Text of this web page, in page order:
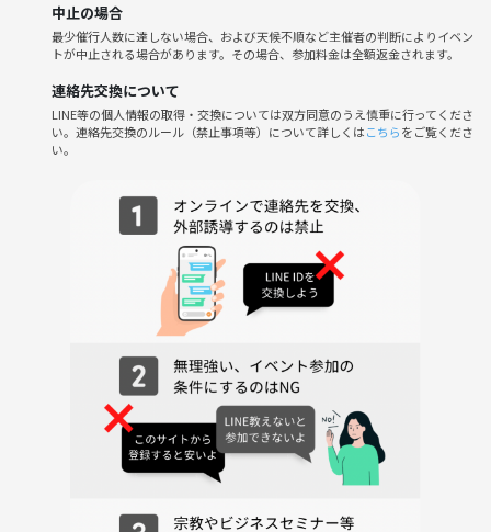
1、講師による、そば打ちのデモンストレーション
（手順やコツを分かりやすく紹介します）
2、一人一鉢ずつ、そば打ちに挑戦
（講師のサポートがあるので安心です）
3、打ったそばはお持ち帰り
4、講師の打ったそばを試食します
（打ちたての風味を味わいましょう）
・エプロンとタオルをご持参ください。
・作業しやすく、汚れても気にならない服装だと安心です。
・施設に入る際は、入り口で靴を脱ぎ、スリッパに履き替えます。靴下
を履いてお越しいただくか、ご持参ください。
・お持ち帰り用の簡易容器と袋は店舗側で用意がありますので、手ぶら
（目安：縦15cm × 横30cm × 高さ10cm の容器を2つ）
中止の場合
最少催行人数に達しない場合、および天候不順など主催者の判断によりイベン
トが中止される場合があります。その場合、参加料金は全額返金されます。
連絡先交換について
LINE等の個人情報の取得・交換については双方同意のうえ慎重に行ってくださ
い。連絡先交換のルール（禁止事項等）について詳しくはこちらをご覧くださ
い。